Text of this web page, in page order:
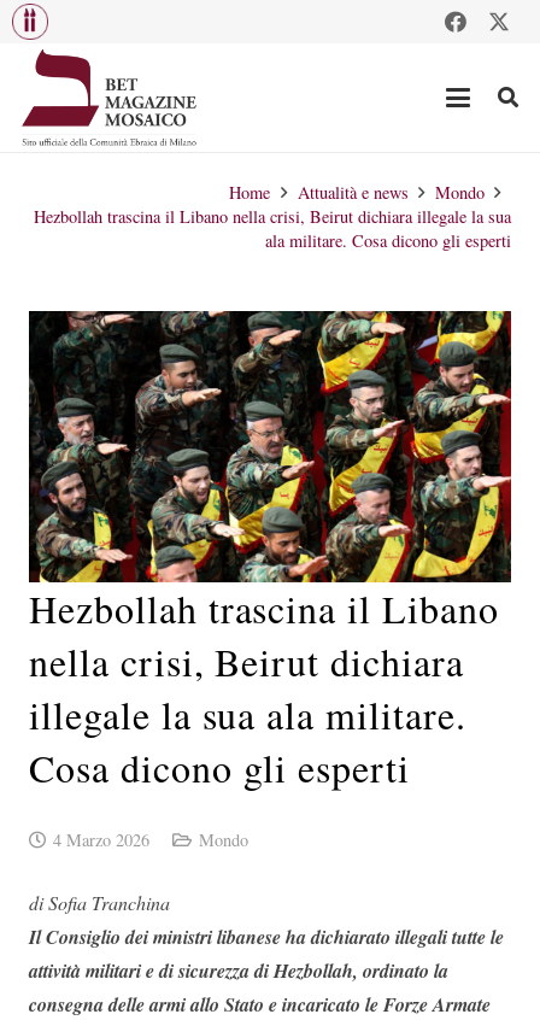
Home Attualità e news
Mondo
Hezbollah trascina il Libano nella crisi, Beirut dichiara illegale la sua
ala militare. Cosa dicono gli esperti
Hezbollah trascina il Libano
nella crisi, Beirut dichiara
illegale la sua ala militare.
Cosa dicono gli esperti
4 Marzo 2026 Mondo
di Sofia Tranchina
Il Consiglio dei ministri libanese ha dichiarato illegali tutte le
attività militari e di sicurezza di Hezbollah, ordinato la
consegna delle armi allo Stato e incaricato le Forze Armate